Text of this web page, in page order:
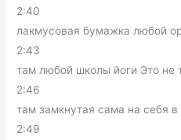
2:40
лакмусовая бумажка любой
2:43
там любой школы йоги Это не
2:46
там замкнутая сама на себя в
2:49